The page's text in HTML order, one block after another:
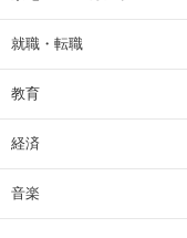
就職・転職
教育
経済
音楽